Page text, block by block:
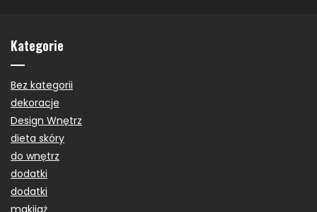
Kategorie
Bez kategorii
dekoracje
Design Wnętrz
dieta skóry
do wnętrz
dodatki
dodatki